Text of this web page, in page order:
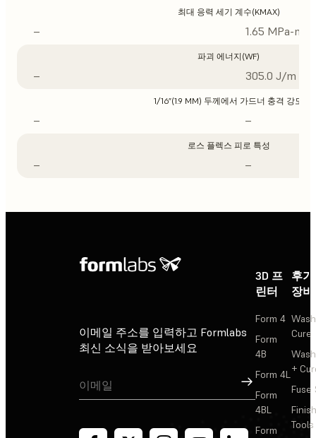
최대 응력 세기 계수(KMAX)
– 1.65 MPa-m1/
파괴 에너지(WF)
– 305.0 J/m
1/16”(1.9 MM) 두께에서 가드너 충격 강도
– –
로스 플렉스 피로 특성
– –
이메일 주소를 입력하고 Formlabs
최신 소식을 받아보세요
가입
3D 프
린터
Form 4
Form
4B
Form 4L
Form
4BL
Form
후
장비
Cure
+
Fuse
Tools